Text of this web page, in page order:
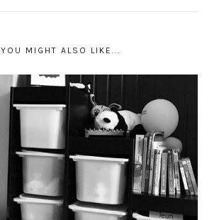
YOU MIGHT ALSO LIKE...